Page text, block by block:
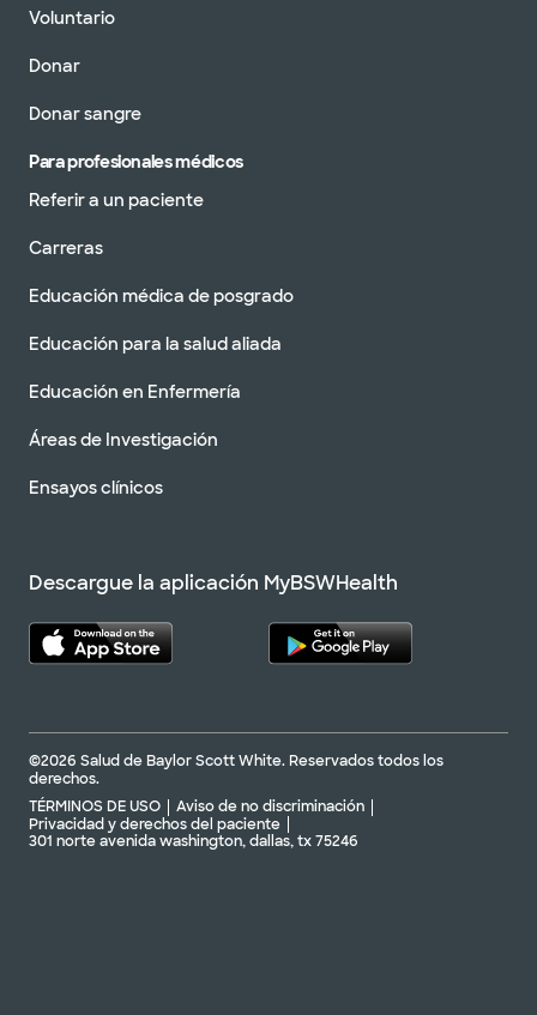
Voluntario
Donar
Donar sangre
Para profesionales médicos
Referir a un paciente
Carreras
Educación médica de posgrado
Educación para la salud aliada
Educación en Enfermería
Áreas de Investigación
Ensayos clínicos
Descargue la aplicación MyBSWHealth
©2026 Salud de Baylor Scott White. Reservados todos los
derechos.
TÉRMINOS DE USO
Aviso de no discriminación
Privacidad y derechos del paciente
301 norte avenida washington, dallas, tx 75246